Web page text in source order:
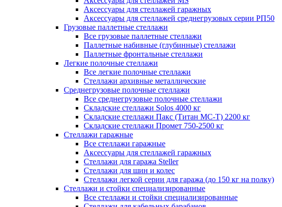
Аксессуары для стеллажей гаражных
Аксессуары для стеллажей среднегрузовых серии РП50
Грузовые паллетные стеллажи
Все грузовые паллетные стеллажи
Паллетные набивные (глубинные) стеллажи
Паллетные фронтальные стеллажи
Легкие полочные стеллажи
Все легкие полочные стеллажи
Стеллажи архивные металлические
Среднегрузовые полочные стеллажи
Все среднегрузовые полочные стеллажи
Складские стеллажи Solos 4000 кг
Складские стеллажи Пакс (Титан МС-Т) 2200 кг
Складские стеллажи Промет 750-2500 кг
Стеллажи гаражные
Все стеллажи гаражные
Аксессуары для стеллажей гаражных
Стеллажи для гаража Steller
Стеллажи для шин и колес
Стеллажи легкой серии для гаража (до 150 кг на полку)
Стеллажи и стойки специализированные
Все стеллажи и стойки специализированные